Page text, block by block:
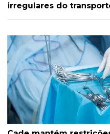
irregulares do